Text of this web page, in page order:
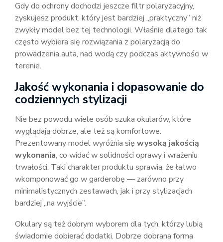
Gdy do ochrony dochodzi jeszcze filtr polaryzacyjny,
zyskujesz produkt, który jest bardziej „praktyczny” niż
zwykły model bez tej technologii. Właśnie dlatego tak
często wybiera się rozwiązania z polaryzacją do
prowadzenia auta, nad wodą czy podczas aktywności w
terenie.
Jakość wykonania i dopasowanie do
codziennych stylizacji
Nie bez powodu wiele osób szuka okularów, które
wyglądają dobrze, ale też są komfortowe.
Prezentowany model wyróżnia się wysoką jakością
wykonania, co widać w solidności oprawy i wrażeniu
trwałości. Taki charakter produktu sprawia, że łatwo
wkomponować go w garderobę — zarówno przy
minimalistycznych zestawach, jak i przy stylizacjach
bardziej „na wyjście”.
Okulary są też dobrym wyborem dla tych, którzy lubią
świadomie dobierać dodatki. Dobrze dobrana forma